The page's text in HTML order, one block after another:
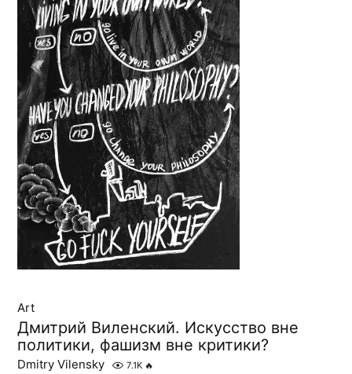
Art
Дмитрий Виленский. Искусство вне
политики, фашизм вне критики?
Dmitry Vilensky 7.1K 🔥